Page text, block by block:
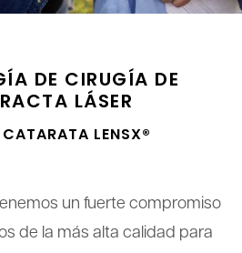
DE CIRUGÍA DE
LÁSER
CATARATA LENSX®
un fuerte compromiso
de la más alta calidad para